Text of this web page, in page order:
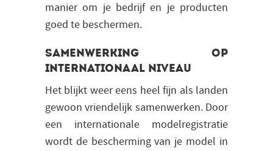
manier om je bedrijf en je producten
goed te beschermen.
Samenwerking op
internationaal niveau
Het blijkt weer eens heel fijn als landen
gewoon vriendelijk samenwerken. Door
een internationale modelregistratie
wordt de bescherming van je model in